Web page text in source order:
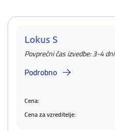
Lokus S
Povprečni čas izvedbe: 3-4 dni
Podrobno
Cena:
Cena za vzreditelje: